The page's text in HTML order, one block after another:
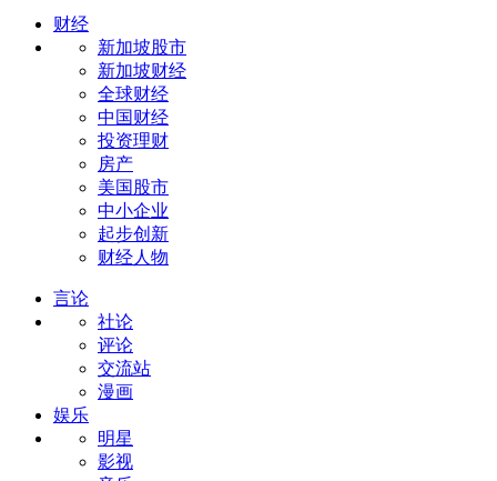
财经
新加坡股市
新加坡财经
全球财经
中国财经
投资理财
房产
美国股市
中小企业
起步创新
财经人物
言论
社论
评论
交流站
漫画
娱乐
明星
影视